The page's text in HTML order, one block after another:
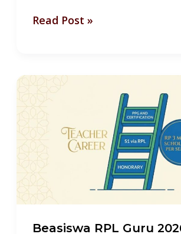
Read Post »
Beasiswa RPL Guru
Beasiswa
2026:
Fakta
yang
Dipahami